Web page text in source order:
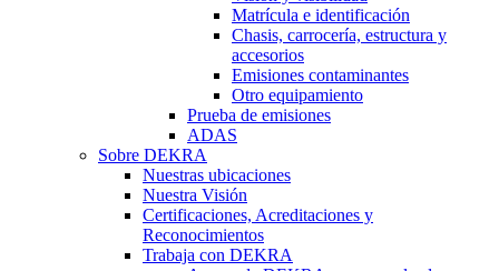
Matrícula e identificación
Chasis, carrocería, estructura y
accesorios
Emisiones contaminantes
Otro equipamiento
Prueba de emisiones
ADAS
Sobre DEKRA
Nuestras ubicaciones
Nuestra Visión
Certificaciones, Acreditaciones y
Reconocimientos
Trabaja con DEKRA